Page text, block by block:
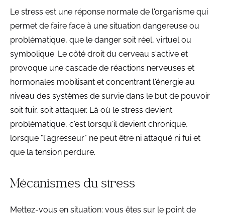
Le stress est une réponse normale de l'organisme qui
permet de faire face à une situation dangereuse ou
problématique, que le danger soit réel, virtuel ou
symbolique. Le côté droit du cerveau s'active et
provoque une cascade de réactions nerveuses et
hormonales mobilisant et concentrant l'énergie au
niveau des systèmes de survie dans le but de pouvoir
soit fuir, soit attaquer. Là où le stress devient
problématique, c'est lorsqu'il devient chronique,
lorsque "l'agresseur" ne peut être ni attaqué ni fui et
que la tension perdure.
Mécanismes du stress
Mettez-vous en situation: vous êtes sur le point de